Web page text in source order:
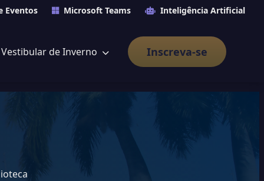
Eventos Microsoft Teams Inteligência Artificial
Vestibular de Inverno Inscreva-se